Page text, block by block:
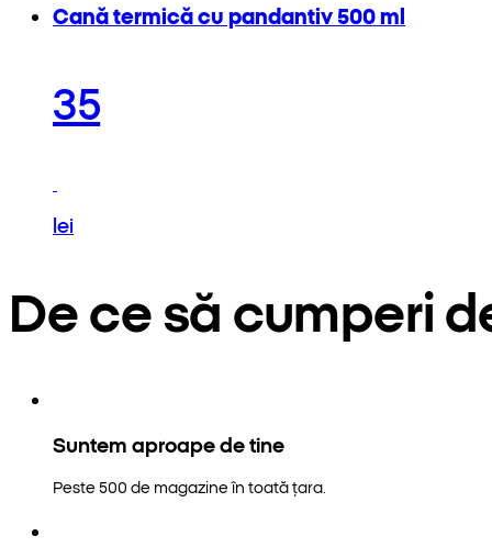
Cană termică cu pandantiv 500 ml
35
lei
De ce să cumperi
Suntem aproape de tine
Peste 500 de magazine în toată țara.